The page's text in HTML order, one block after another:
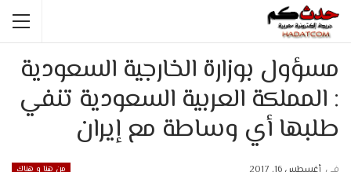
مسؤول بوزارة الخارجية السعودية
: المملكة العربية السعودية تنفي
طلبها أي وساطة مع إيران
من هنا و هناك